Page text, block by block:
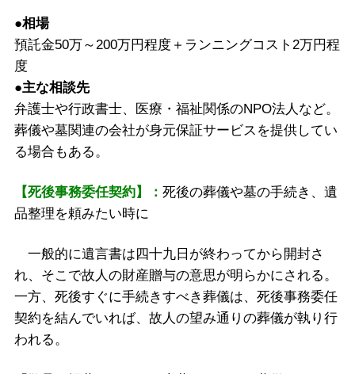
●相場
預託金50万～200万円程度＋ランニングコスト2万円程
度
●主な相談先
弁護士や行政書士、医療・福祉関係のNPO法人など。
葬儀や墓関連の会社が身元保証サービスを提供してい
る場合もある。
【死後事務委任契約】： 死後の葬儀や墓の手続き、遺
品整理を頼みたい時に
一般的に遺言書は四十九日が終わってから開封さ
れ、そこで故人の財産贈与の意思が明らかにされる。
一方、死後すぐに手続きすべき葬儀は、死後事務委任
契約を結んでいれば、故人の望み通りの葬儀が執り行
われる。